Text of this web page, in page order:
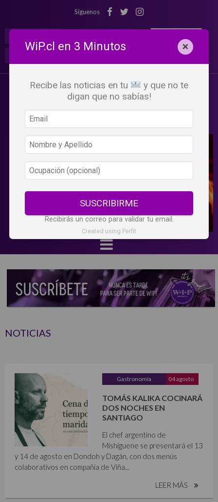
Síguenos
NOTICIAS
Gastronomía 04 agosto
TOMÁS KALIKA COCINARÁ
DOS NOCHES EN
SANTIAGO
El chef argentino de
Mishiguene se presentará el 13
y 14 de agosto en Dondoh y Dagán, con dos menús
colaborativos en compañía de Viña...
LEER MÁS
WiP.cl en 3 Minutos ×
Recibe las noticias en tu
y que no te
digan que no sabías!
SUSCRIBIRME
Recibirás un correo para validar tu email.
Created using Perfit